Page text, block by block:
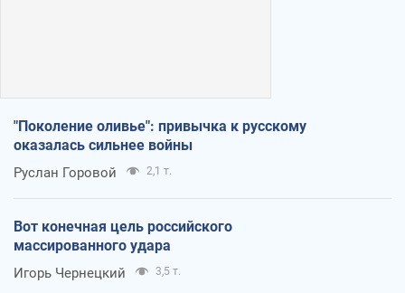
"Поколение оливье": привычка к русскому
оказалась сильнее войны
Руслан Горовой 2,1 т.
Вот конечная цель российского
массированного удара
Игорь Чернецкий 3,5 т.